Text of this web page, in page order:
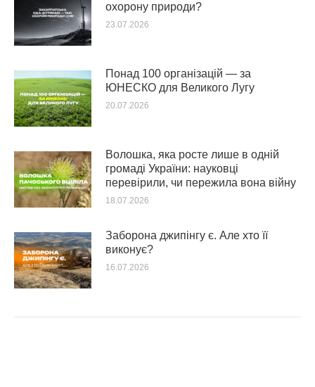
охорону природи?
23.07.2026
Понад 100 організацій — за
ЮНЕСКО для Великого Лугу
20.07.2026
Волошка, яка росте лише в одній
громаді України: науковці
перевірили, чи пережила вона війну
18.07.2026
Заборона джипінгу є. Але хто її
виконує?
16.07.2026